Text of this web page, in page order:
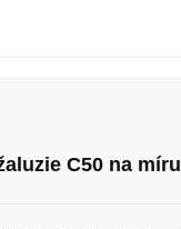
C50 na míru